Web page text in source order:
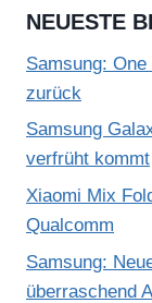
NEUESTE
Samsung:
zurück
Samsung
verfrüht kommt
Xiaomi Mix
Qualcomm
Samsung:
überraschend